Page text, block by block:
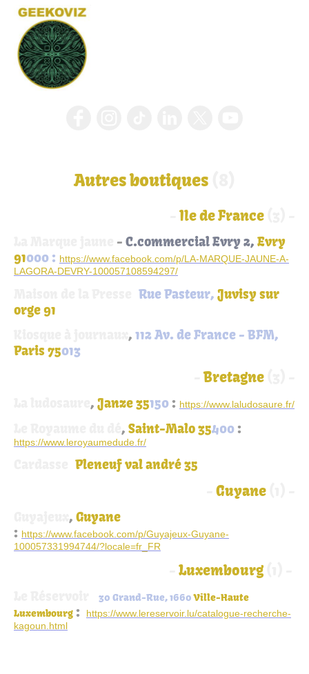
Autres boutiques
Ile de France
- C.commercial Evry 2, Evry
91000 : https://www.facebook.com/p/LA-MARQUE-JAUNE-A-
LAGORA-DEVRY-100057108594297/
Rue Pasteur, Juvisy sur
orge 91
, 112 Av. de France - BFM,
Paris 75013
Bretagne
, Janze 35150 : https://www.laludosaure.fr/
, Saint-Malo 35400 :
https://www.leroyaumedude.fr/
Pleneuf val andré 35
Guyane
, Guyane
: https://www.facebook.com/p/Guyajeux-Guyane-
100057331994744/?locale=fr_FR
Luxembourg
30 Grand-Rue, 1660Ville-Haute
Luxembourg :
https://www.lereservoir.lu/catalogue-recherche-
kagoun.html